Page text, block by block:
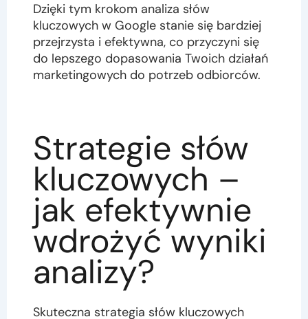
Dzięki tym krokom analiza słów
kluczowych w Google stanie się bardziej
przejrzysta i efektywna, co przyczyni się
do lepszego dopasowania Twoich działań
marketingowych do potrzeb odbiorców.
Strategie słów
kluczowych –
jak efektywnie
wdrożyć wyniki
analizy?
Skuteczna strategia słów kluczowych